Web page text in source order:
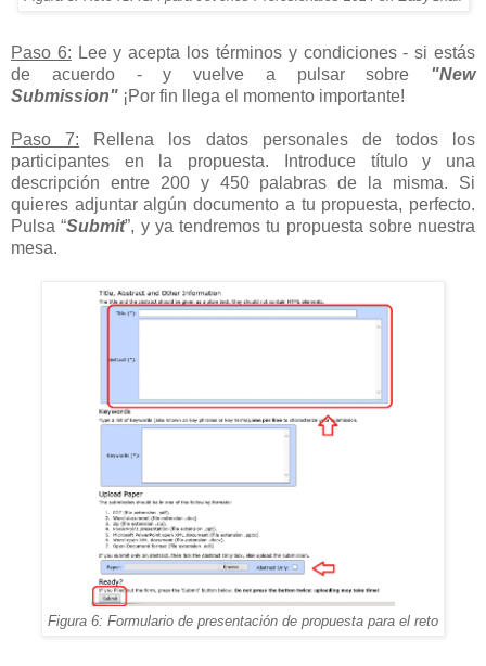
Paso 6: Lee y acepta los términos y condiciones - si estás
de acuerdo - y vuelve a pulsar sobre "New
Submission" ¡Por fin llega el momento importante!
Paso 7: Rellena los datos personales de todos los
participantes en la propuesta. Introduce título y una
descripción entre 200 y 450 palabras de la misma. Si
quieres adjuntar algún documento a tu propuesta, perfecto.
Pulsa “Submit”, y ya tendremos tu propuesta sobre nuestra
mesa.
Figura 6: Formulario de presentación de propuesta para el reto